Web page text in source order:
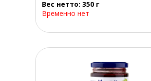
Вес нетто: 350 г
Временно нет